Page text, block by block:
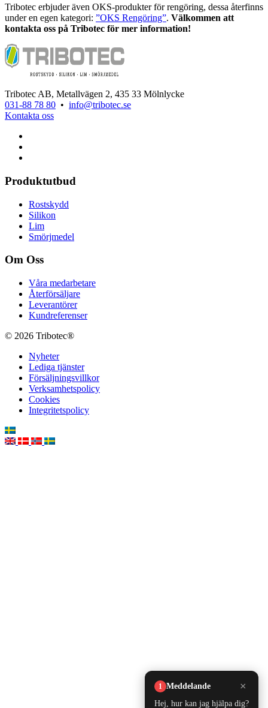
Tribotec erbjuder även OKS-produkter för rengöring, dessa återfinns
under en egen kategori: ”OKS Rengöring”. Välkommen att
kontakta oss på Tribotec för mer information!
Tribotec AB, Metallvägen 2, 435 33 Mölnlycke
031-88 78 80 • info@tribotec.se
Kontakta oss
Produktutbud
Rostskydd
Silikon
Lim
Smörjmedel
Om Oss
Våra medarbetare
Återförsäljare
Leverantörer
Kundreferenser
© 2026 Tribotec®
Nyheter
Lediga tjänster
Försäljningsvillkor
Verksamhetspolicy
Cookies
Integritetspolicy